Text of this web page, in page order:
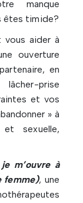
manque
êtes timide?
vous aider à
ouverture
en
prise
et vos
» à
sexuelle,
m’ouvre à
femme), une